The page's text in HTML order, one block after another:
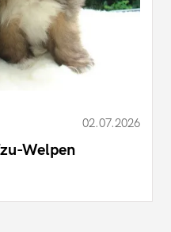
02.07.2026
Welpen